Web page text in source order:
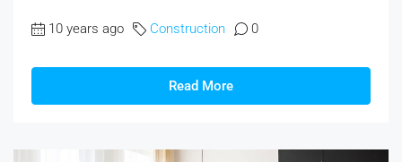
10 years ago Construction 0
Read More